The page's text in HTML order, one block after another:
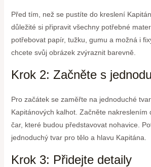
Před tím, než se pustíte do kreslení
důležité si připravit všechny potřebné
potřebovat papír, tužku, gumu a možná i
chcete svůj obrázek zvýraznit barevně.
Krok 2: Začněte s
Pro začátek se zaměřte na jednoduché
Kapitánových kalhot. Začněte nakreslením
čar, které budou představovat nohavice.
jednoduchý tvar pro tělo a hlavu Kapitána.
Krok 3: Přidejte detaily